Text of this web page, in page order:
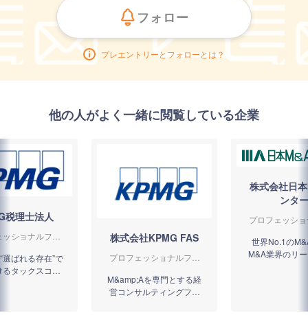
フォロー
プレエントリーとフォローとは？
他の人がよく一緒に閲覧している企業
税理士法人
ショナルファ
選ばれる存在”で
タックスコン
株式会社KPMG FAS
プロフェッショナルファ
M&amp;Aを専門とする経
営コンサルティングファ
株式会社日
ンター
プロフェッシ
世界No.1の
M&A業界のリ